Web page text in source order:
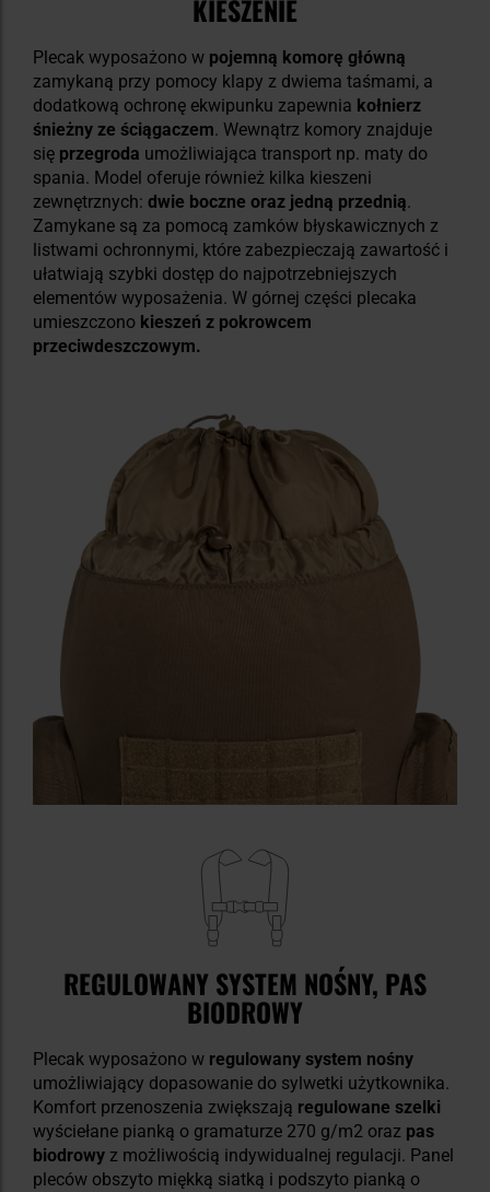
KIESZENIE
Plecak wyposażono w pojemną komorę główną
zamykaną przy pomocy klapy z dwiema taśmami, a
dodatkową ochronę ekwipunku zapewnia kołnierz
śnieżny ze ściągaczem. Wewnątrz komory znajduje
się przegroda umożliwiająca transport np. maty do
spania. Model oferuje również kilka kieszeni
zewnętrznych: dwie boczne oraz jedną przednią.
Zamykane są za pomocą zamków błyskawicznych z
listwami ochronnymi, które zabezpieczają zawartość i
ułatwiają szybki dostęp do najpotrzebniejszych
elementów wyposażenia. W górnej części plecaka
umieszczono kieszeń z pokrowcem
przeciwdeszczowym.
REGULOWANY SYSTEM NOŚNY, PAS
BIODROWY
Plecak wyposażono w regulowany system nośny
umożliwiający dopasowanie do sylwetki użytkownika.
Komfort przenoszenia zwiększają regulowane szelki
wyściełane pianką o gramaturze 270 g/m2 oraz pas
biodrowy z możliwością indywidualnej regulacji. Panel
pleców obszyto miękką siatką i podszyto pianką o